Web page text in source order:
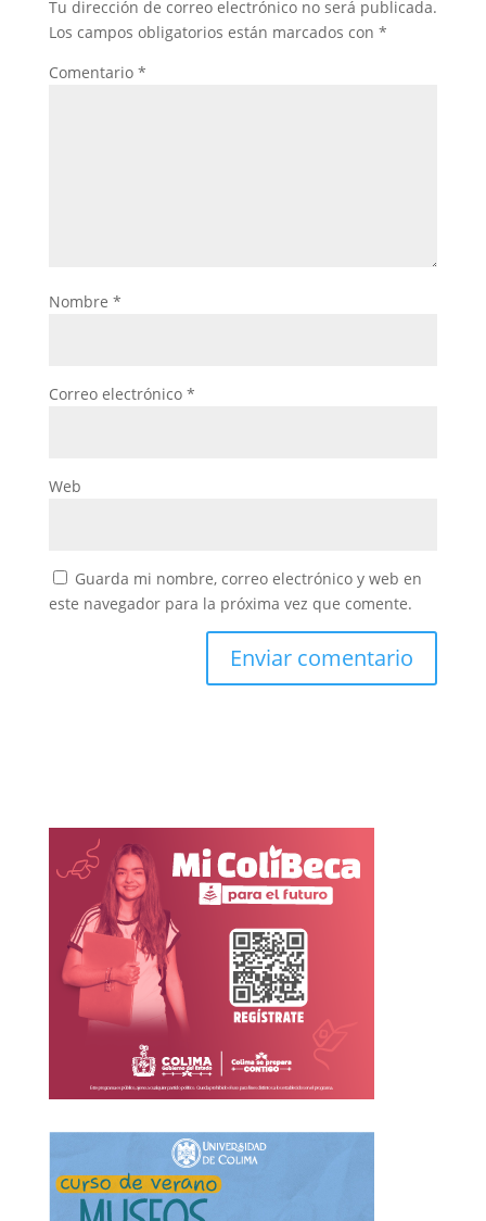
Tu dirección de correo electrónico no será publicada.
Los campos obligatorios están marcados con *
Comentario *
Nombre *
Correo electrónico *
Web
Guarda mi nombre, correo electrónico y web en
este navegador para la próxima vez que comente.